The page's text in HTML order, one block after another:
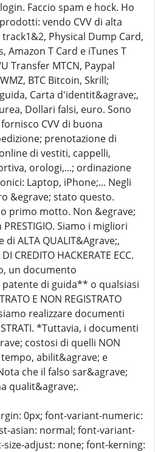
Faccio spam e hock. Ho
vendo CVV di alta
Physical Dump Card,
Amazon T Card e iTunes T
Transfer MTCN, Paypal
BTC Bitcoin, Skrill;
Carta d'identit&agrave;,
Dollari falsi, euro. Sono
CVV di buona
prenotazione di
di vestiti, cappelli,
orologi,...; ordinazione
Laptop, iPhone;... Negli
&egrave; stato questo.
primo motto. Non &egrave;
Siamo i migliori
ALTA QUALIT&Agrave;,
CREDITO HACKERATE ECC.
un documento
di guida** o qualsiasi
E NON REGISTRATO
realizzare documenti
*Tuttavia, i documenti
costosi di quelli NON
tempo, abilit&agrave; e
che il falso sar&agrave;
qualit&agrave;.
0px; font-variant-numeric:
asian: normal; font-variant-
adjust: none; font-kerning: